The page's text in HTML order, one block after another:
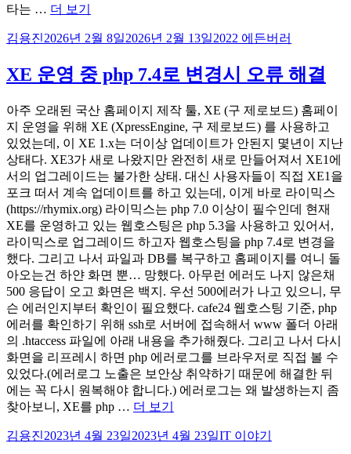
타는 … 더 보기
버
추
호
텔
–
Hotel
Indigo
Edinburgh
Princes
Street
후
기”
글
이
김용진작
일
자
2026년 2월 8일2026년 2월 13일카
고
리
2022 에든버러
XE 운영 중 php 7.4로 변경시 오류 해결
아주 오래된 국산 홈페이지 제작 툴, XE (구 제로보드) 홈페이
지 운영을 위해 XE (XpressEngine, 구 제로보드) 를 사용하고
있었는데, 이 XE 1.x는 더이상 업데이트가 안된지 몇년이 지난
상태다. XE3가 새로 나왔지만 완전히 새로 만들어져서 XE1에
서의 업그레이드는 불가한 상태. 대신 사용자들이 직접 XE1을
포크 떠서 계속 업데이트를 하고 있는데, 이게 바로 라이믹스
(https://rhymix.org) 라이믹스는 php 7.0 이상이 필수인데 현재
XE를 운영하고 있는 웹호스팅은 php 5.3을 사용하고 있어서,
라이믹스로 업그레이드 하고자 웹호스팅을 php 7.4로 변경을
했다. 그리고 나서 파일과 DB를 복구하고 홈페이지를 여니 돌
아오는건 하얀 화면 뿐… 망했다. 아무런 에러도 나지 않은채
500 응답이 오고 화면은 백지. 우선 500에러가 나고 있으니, 무
슨 에러인지부터 확인이 필요했다. cafe24 웹호스팅 기준, php
에러를 확인하기 위해 ssh로 서버에 접속해서 www 폴더 아래
의 .htaccess 파일에 아래 내용을 추가해줬다. 그리고 나서 다시
화면을 리프레시 하면 php 에러로그를 브라우저로 직접 볼 수
있었다.(에러로그 노출은 보안상 취약하기 때문에 해결한 뒤
에는 꼭 다시 원복해야 합니다.) 에러로그는 왜 발생하는지 좀
찾아보니, XE를 php … 더 보기
영
글
김용진작
2023년 4월 23일2023년 4월 23일카
IT 이야기